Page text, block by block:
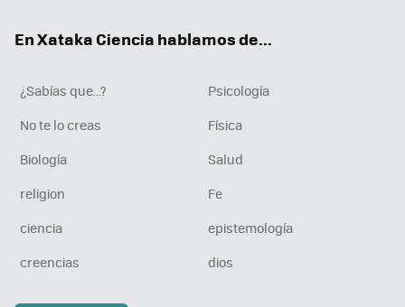
En Xataka Ciencia hablamos de...
¿Sabías que...?
Psicología
No te lo creas
Física
Biología
Salud
religion
Fe
ciencia
epistemología
creencias
dios